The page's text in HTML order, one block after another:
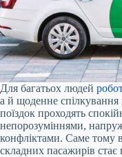
Для багатьох людей
а й щоденне спілкування
поїздок проходять
непорозуміннями,
конфліктами. Саме тому
складних пасажирів